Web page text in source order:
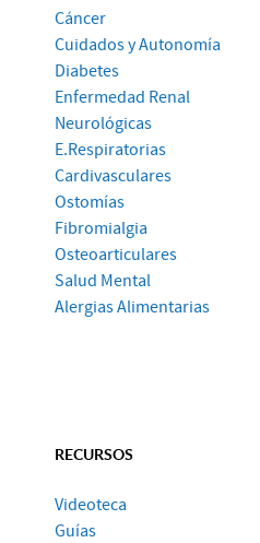
Cáncer
Cuidados y Autonomía
Diabetes
Enfermedad Renal
Neurológicas
E.Respiratorias
Cardivasculares
Ostomías
Fibromialgia
Osteoarticulares
Salud Mental
Alergias Alimentarias
RECURSOS
Videoteca
Guías